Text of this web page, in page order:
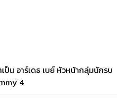
ป็น อาร์เดธ เบย์ หัวหน้ากลุ่มนักรบ
4